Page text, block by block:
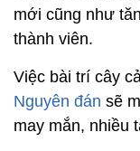
mới cũng như
thành viên.
Việc bài trí cây
Nguyên đán sẽ
may mắn, nhiều